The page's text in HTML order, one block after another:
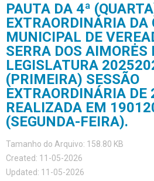
PAUTA DA 4ª
EXTRAORDINÁRIA
MUNICIPAL DE
SERRA DOS AIMORĖS
LEGISLATURA
(PRIMEIRA) SESSÃO
EXTRAORDINÁRIA DE
REALIZADA EM
(SEGUNDA-FEIRA).
Tamanho do Arquivo: 158.80 KB
Created: 11-05-2026
Updated: 11-05-2026